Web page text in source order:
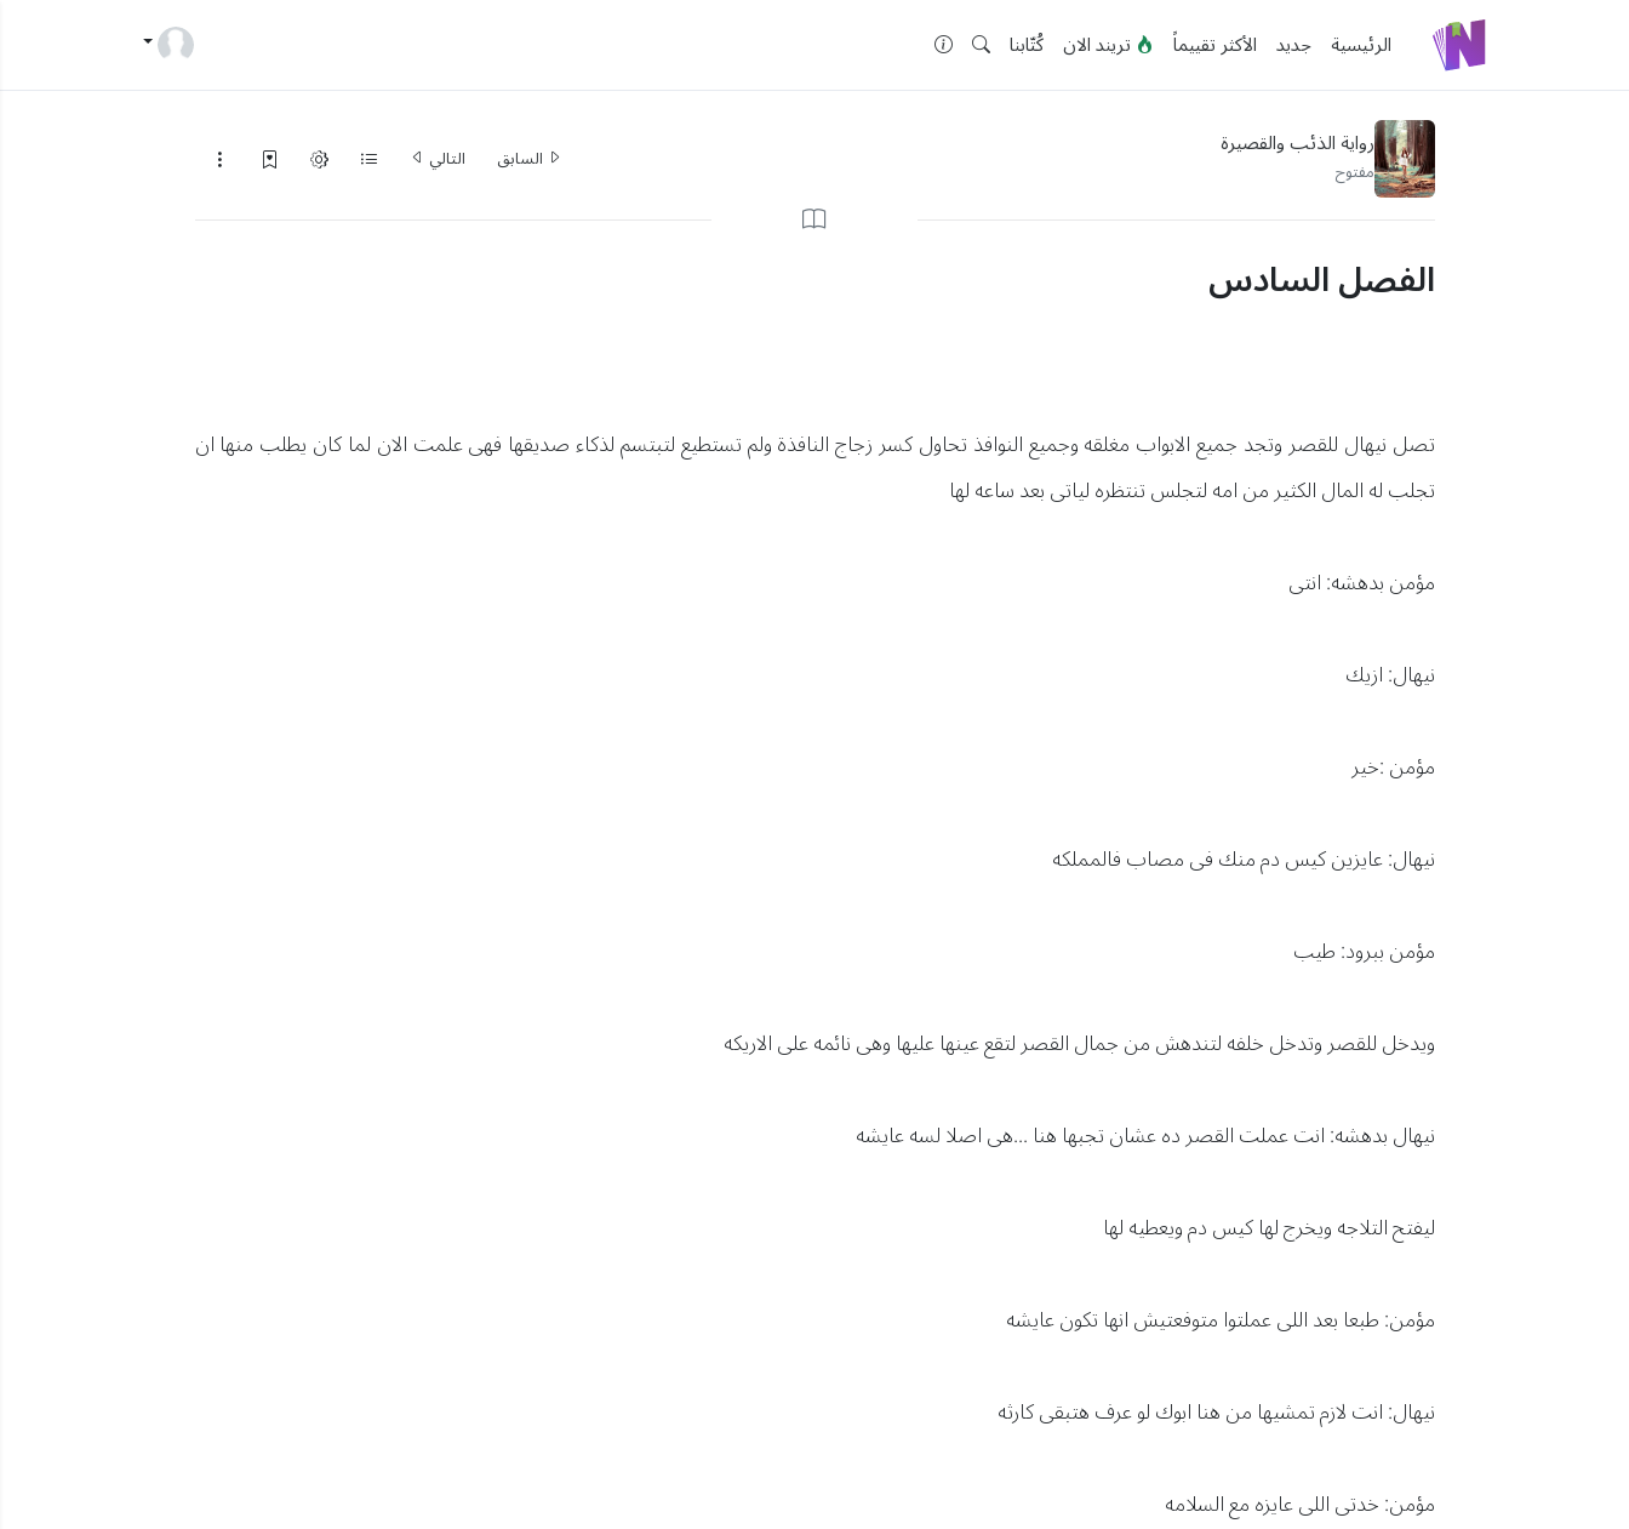
الرئيسية جديد الأكثر تقييماً تريند الان كُتّابنا
رواية الذئب والقصيرة
مفتوح السابق التالي
الفصل السادس
تصل نيهال للقصر وتجد جميع الابواب مغلقه وجميع النوافذ تحاول كسر زجاج النافذة ولم تستطيع لتبتسم لذكاء صديقها فهى علمت الان لما كان يطلب منها ان
تجلب له المال الكثير من امه لتجلس تنتظره لياتى بعد ساعه لها
مؤمن بدهشه: انتى
نيهال: ازيك
مؤمن :خير
نيهال: عايزين كيس دم منك فى مصاب فالمملكه
مؤمن ببرود: طيب
ويدخل للقصر وتدخل خلفه لتندهش من جمال القصر لتقع عينها عليها وهى نائمه على الاريكه
نيهال بدهشه: انت عملت القصر ده عشان تجبها هنا ...هى اصلا لسه عايشه
ليفتح التلاجه ويخرج لها كيس دم ويعطيه لها
مؤمن: طبعا بعد اللى عملتوا متوفعتيش انها تكون عايشه
نيهال: انت لازم تمشيها من هنا ابوك لو عرف هتبقى كارثه
مؤمن: خدتى اللى عايزه مع السلامه